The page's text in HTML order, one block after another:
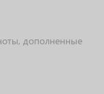
дополненные